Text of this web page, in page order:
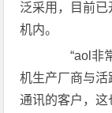
泛采用，目前
机内。
“aol非常
机生产厂商与
通讯的客户，